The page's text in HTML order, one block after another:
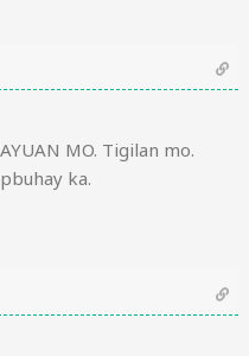
MO. Tigilan mo.
ka.